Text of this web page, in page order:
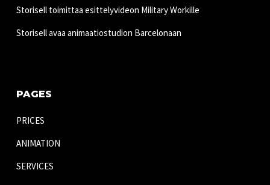
Storisell toimittaa esittelyvideon Military Workille
Storisell avaa animaatiostudion Barcelonaan
PAGES
PRICES
ANIMATION
SERVICES